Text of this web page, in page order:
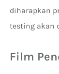
diharapkan
testing akan
Film